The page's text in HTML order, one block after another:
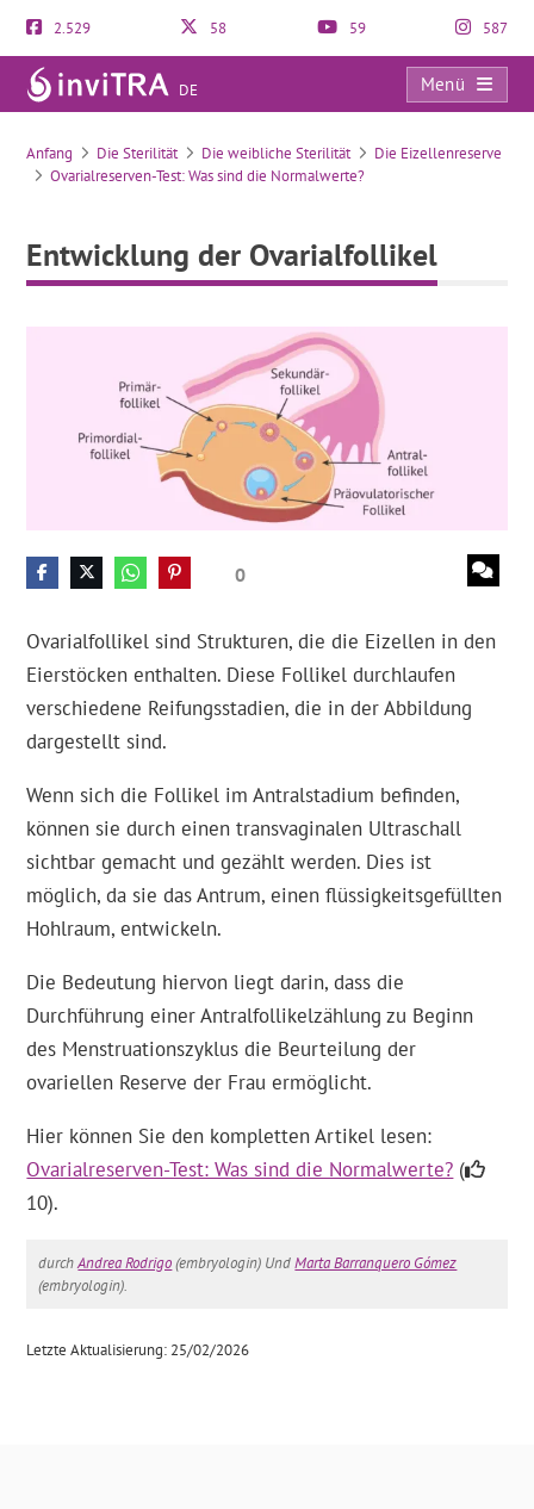
2.529 58 59 587
DE
Menü
Entwicklung der Ovarialfollikel
Anfang Die Sterilität Die weibliche Sterilität
Die Eizellenreserve
Ovarialreserven-Test: Was sind die Normalwerte?
Entwicklung der Ovarialfollikel
0
Ovarialfollikel sind Strukturen, die die Eizellen in den
Eierstöcken enthalten. Diese Follikel durchlaufen
verschiedene Reifungsstadien, die in der Abbildung
dargestellt sind.
Wenn sich die Follikel im Antralstadium befinden,
können sie durch einen transvaginalen Ultraschall
sichtbar gemacht und gezählt werden. Dies ist
möglich, da sie das Antrum, einen flüssigkeitsgefüllten
Hohlraum, entwickeln.
Die Bedeutung hiervon liegt darin, dass die
Durchführung einer Antralfollikelzählung zu Beginn
des Menstruationszyklus die Beurteilung der
ovariellen Reserve der Frau ermöglicht.
Hier können Sie den kompletten Artikel lesen:
Ovarialreserven-Test: Was sind die Normalwerte? (
10).
durchAndrea Rodrigo(embryologin) UndMarta Barranquero Gómez
(embryologin).
Letzte Aktualisierung: 25/02/2026